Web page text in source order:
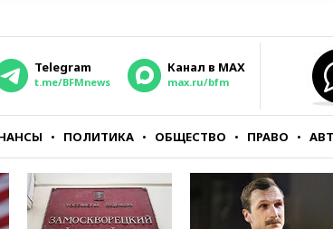
Telegram
t.me/BFMnews
Канал в MAX
max.ru/bfm
ПОЛИТИКА ОБЩЕСТВО ПРАВО